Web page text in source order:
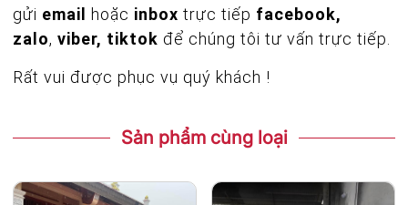
gửi email hoặc inbox trực tiếp facebook,
zalo, viber, tiktok để chúng tôi tư vấn trực tiếp.
Rất vui được phục vụ quý khách !
Sản phẩm cùng loại